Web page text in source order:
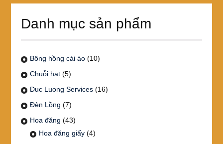
Danh mục sản phẩm
Bông hồng cài áo (10)
Chuỗi hạt (5)
Duc Luong Services (16)
Đèn Lồng (7)
Hoa đăng (43)
Hoa đăng giấy (4)